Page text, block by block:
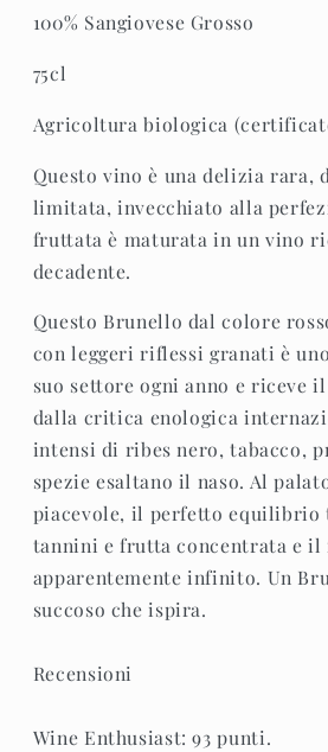
100% Sangiovese Grosso
75cl
Agricoltura biologica
Questo vino è una delizia rara,
limitata, invecchiato alla
fruttata è maturata in un vino
decadente.
Questo Brunello dal colore
con leggeri riflessi granati è
suo settore ogni anno e riceve
dalla critica enologica
intensi di ribes nero, tabacco,
spezie esaltano il naso. Al
piacevole, il perfetto equilibrio
tannini e frutta concentrata e
apparentemente infinito. Un
succoso che ispira.
Recensioni
Wine Enthusiast: 93 punti.